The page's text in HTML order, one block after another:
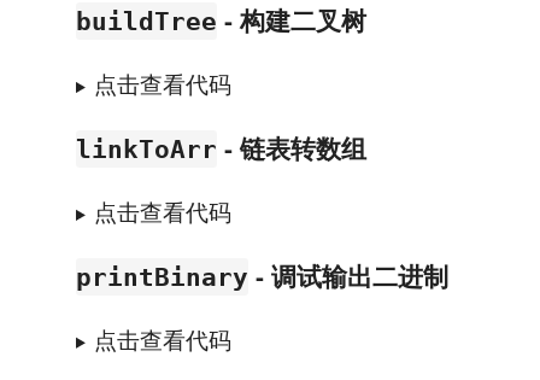
buildTree - 构建二叉树
点击查看代码
linkToArr - 链表转数组
点击查看代码
printBinary - 调试输出二进制
点击查看代码